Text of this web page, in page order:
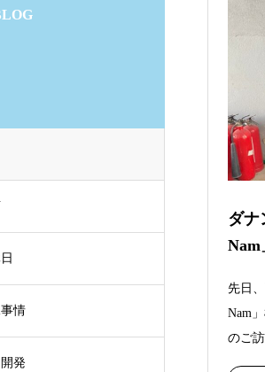
情
発
ダナ
Nam
先日
Nam
のご